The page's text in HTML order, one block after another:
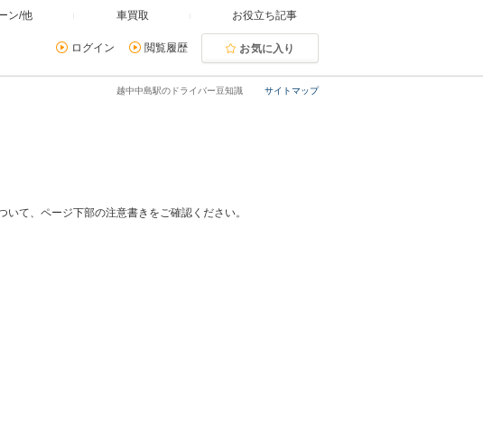
ン/他 車買取 お役立ち記事
ログイン 閲覧履歴 お気に入り
サイトマップ
越中中島駅のドライバー豆知識
て、ページ下部の注意書きをご確認ください。